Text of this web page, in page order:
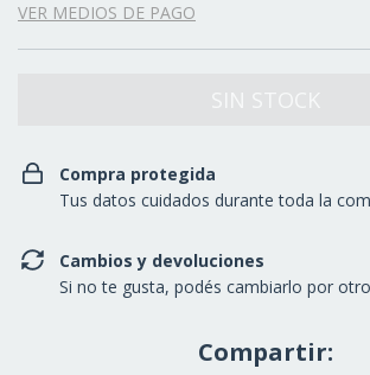
VER MEDIOS DE PAGO
Compra protegida
Tus datos cuidados durante toda la
Cambios y devoluciones
Si no te gusta, podés cambiarlo por
Compartir: